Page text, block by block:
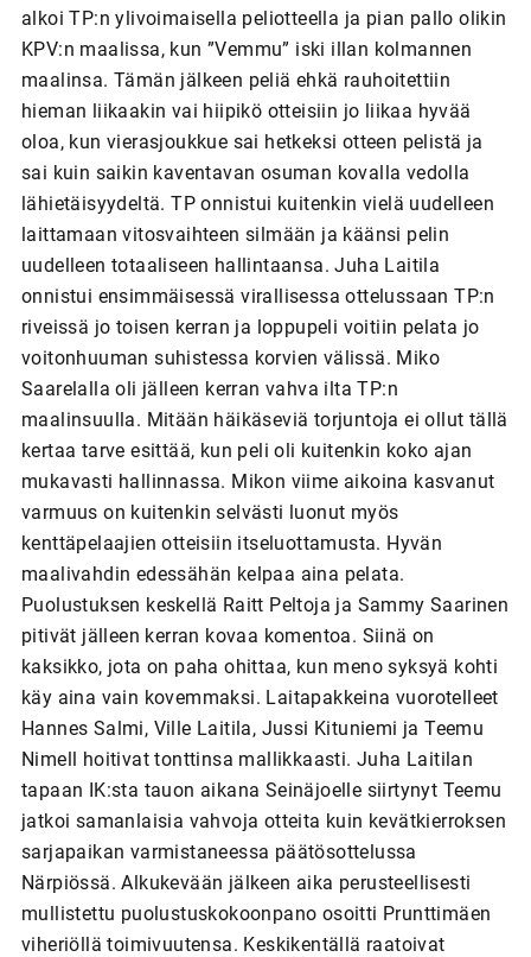
alkoi TP:n ylivoimaisella peliotteella ja pian pallo olikin
KPV:n maalissa, kun ”Vemmu” iski illan kolmannen
maalinsa. Tämän jälkeen peliä ehkä rauhoitettiin
hieman liikaakin vai hiipikö otteisiin jo liikaa hyvää
oloa, kun vierasjoukkue sai hetkeksi otteen pelistä ja
sai kuin saikin kaventavan osuman kovalla vedolla
lähietäisyydeltä. TP onnistui kuitenkin vielä uudelleen
laittamaan vitosvaihteen silmään ja käänsi pelin
uudelleen totaaliseen hallintaansa. Juha Laitila
onnistui ensimmäisessä virallisessa ottelussaan TP:n
riveissä jo toisen kerran ja loppupeli voitiin pelata jo
voitonhuuman suhistessa korvien välissä. Miko
Saarelalla oli jälleen kerran vahva ilta TP:n
maalinsuulla. Mitään häikäseviä torjuntoja ei ollut tällä
kertaa tarve esittää, kun peli oli kuitenkin koko ajan
mukavasti hallinnassa. Mikon viime aikoina kasvanut
varmuus on kuitenkin selvästi luonut myös
kenttäpelaajien otteisiin itseluottamusta. Hyvän
maalivahdin edessähän kelpaa aina pelata.
Puolustuksen keskellä Raitt Peltoja ja Sammy Saarinen
pitivät jälleen kerran kovaa komentoa. Siinä on
kaksikko, jota on paha ohittaa, kun meno syksyä kohti
käy aina vain kovemmaksi. Laitapakkeina vuorotelleet
Hannes Salmi, Ville Laitila, Jussi Kituniemi ja Teemu
Nimell hoitivat tonttinsa mallikkaasti. Juha Laitilan
tapaan IK:sta tauon aikana Seinäjoelle siirtynyt Teemu
jatkoi samanlaisia vahvoja otteita kuin kevätkierroksen
sarjapaikan varmistaneessa päätösottelussa
Närpiössä. Alkukevään jälkeen aika perusteellisesti
mullistettu puolustuskokoonpano osoitti Prunttimäen
viheriöllä toimivuutensa. Keskikentällä raatoivat